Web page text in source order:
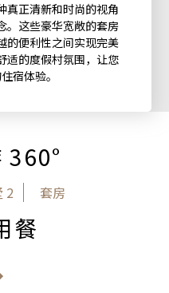
真正清新和时尚的视角
。这些豪华宽敞的套房
的便利性之间实现完美
适的度假村氛围，让您
宿体验。
360°
2 套房
餐